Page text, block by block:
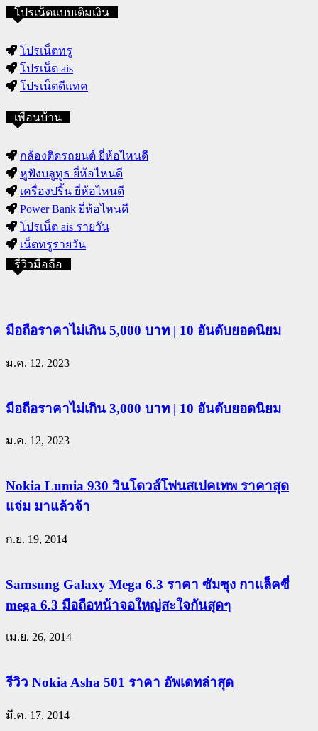
โปรเน็ตแบบเติมเงิน
โปรเน็ตทรู
โปรเน็ต ais
โปรเน็ตดีแทค
เพื่อนบ้าน
กล้องติดรถยนต์ ยี่ห้อไหนดี
หูฟังบลูทูธ ยี่ห้อไหนดี
เครื่องปริ้น ยี่ห้อไหนดี
Power Bank ยี่ห้อไหนดี
โปรเน็ต ais รายวัน
เน็ตทรูรายวัน
รีวิวมือถือ
มือถือราคาไม่เกิน 5,000 บาท | 10 อันดับยอดนิยม
ม.ค. 12, 2023
มือถือราคาไม่เกิน 3,000 บาท | 10 อันดับยอดนิยม
ม.ค. 12, 2023
Nokia Lumia 930 วินโดวส์โฟนสเปคเทพ ราคาสุด
แจ่ม มาแล้วจ้า
ก.ย. 19, 2014
Samsung Galaxy Mega 6.3 ราคา ซัมซุง กาแล็คซี่
mega 6.3 มือถือหน้าจอใหญ่สะใจกันสุดๆ
เม.ย. 26, 2014
รีวิว Nokia Asha 501 ราคา อัพเดทล่าสุด
มี.ค. 17, 2014